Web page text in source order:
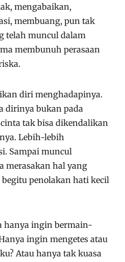
mengabaikan,
membuang, pun tak
telah muncul dalam
membunuh perasaan
diri menghadapinya.
dirinya bukan pada
tak bisa dikendalikan
Lebih-lebih
Sampai muncul
merasakan hal yang
penolakan hati kecil
hanya ingin bermain-
ingin mengetes atau
Atau hanya tak kuasa